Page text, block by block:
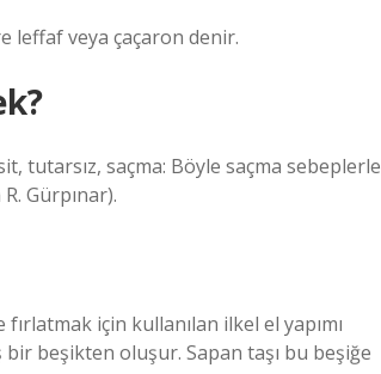
leffaf veya çaçaron denir.
tutarsız, saçma: Böyle saçma sebeplerle
Gürpınar).
için kullanılan ilkel el yapımı
beşikten oluşur. Sapan taşı bu beşiğe